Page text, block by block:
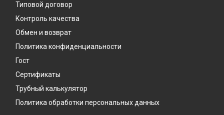
Типовой договор
Контроль качества
Обмен и возврат
Политика конфиденциальности
Гост
Сертификаты
Трубный калькулятор
Политика обработки персональных данных